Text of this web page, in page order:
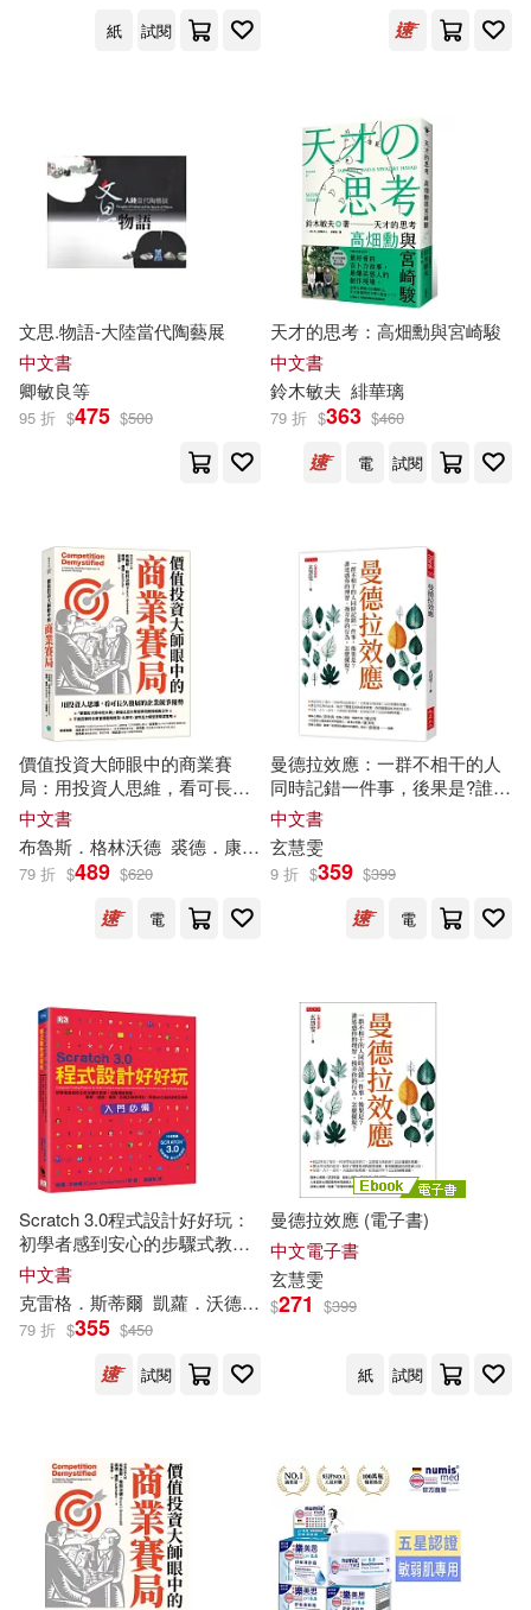
賽門‧西奈克(2)
賽門．西奈克(2) 趙盛梅(2)
邁可‧桑德爾(2)
邊和平(2) 郭立東(2)
金英敏(2)
關子尹(2)
陳家琪（主編）(2) 陳志仁(2)
陳文字(2) 陳澤環(2)
陳禹潔(2) 陶德‧羅斯(2)
霍格爾．丹貝克(2)
馬建青，孫葉飛（主編）(2)
馬雅人(2)
馮思瓦‧塔爾帝夫(2)
魯成文(2) 魯海潔(2)
魯道夫‧史代納(2)
麥特．亞伯拉罕(2) 黃健敏(2)
黃宗慧（Iris Huang）(2)
中國中醫藥出版社(3)
中國林業出版社(3)
中國物資出版社(3)
中國青年出版社(3)
二十張出版(3) 仲間出版(3)
冶金工業出版社(3)
北京燕山出版社(3)
台灣學生書局(3) 台灣角川(3)
吉林教育出版社(3) 啟示(3)
外文出版社(3) 學苑出版社(3)
小樹文化(3)
廈門大學出版社(3)
未來出版社(3) 柿子文化(3)
汕頭大學出版社(3)
江蘇教育出版社(3)
江西教育出版社(3)
河北大學出版社(3)
灕江出版社(3)
當代中國出版社(3)
紙
試閱
文思.物語-大陸當代陶藝展
中文書
卿敏良等
95 折 $475 $500
天才的思考：高畑勳與宮崎駿
中文書
鈴木敏夫 緋華璃
79 折 $363 $460
電
試閱
價值投資大師眼中的商業賽
局：用投資人思維，看可長久
發展的企業競爭優勢
中文書
布魯斯．格林沃德 裘德．康恩 梁東屏
79 折 $489 $620
電
曼德拉效應：一群不相干的人
同時記錯一件事，後果是?誰迷
惑你的理智、操弄你的行為，
怎麼擺脫?
中文書
玄慧雯
9 折 $359 $399
電
Scratch 3.0程式設計好好玩：
初學者感到安心的步驟式教
學，培養邏輯思維，算數、遊
戲、畫圖、配樂全都辦得到，
英國DK出版社最新全球版
中文書
克雷格．斯蒂爾 凱蘿． 沃德曼 喬恩．伍德
79 折 $355 $450
試閱
曼德拉效應 (電子書)
中文電子書
玄慧雯
$271 $399
紙 試閱